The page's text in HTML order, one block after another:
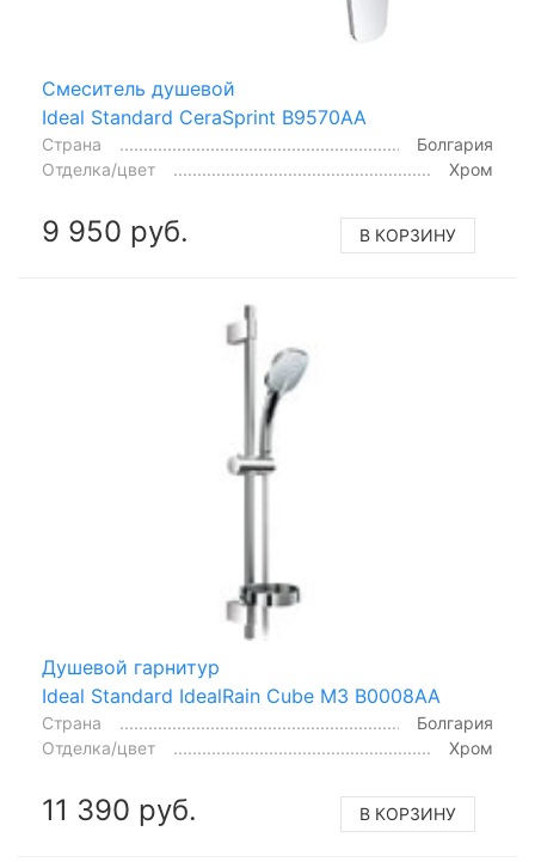
Смеситель душевой
Ideal Standard CeraSprint B9570AA
Страна
Болгария
Отделка/цвет
Хром
9 950 руб. В КОРЗИНУ
Душевой гарнитур
Ideal Standard IdealRain Cube M3 B0008AA
Страна
Болгария
Отделка/цвет
Хром
11 390 руб. В КОРЗИНУ